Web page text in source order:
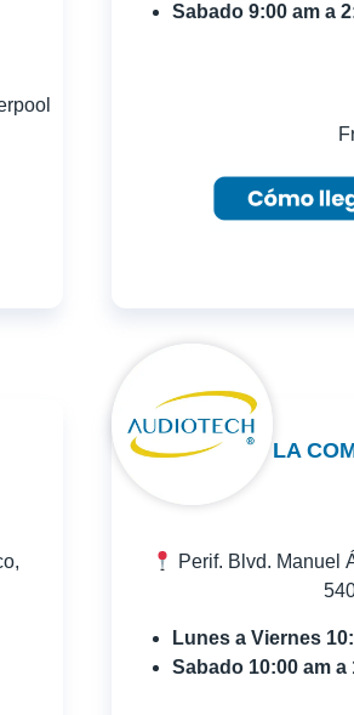
Sabado 9:00 am a
LA
Perif. Blvd. Manuel
Lunes a Viernes
Sabado 10:00 am a